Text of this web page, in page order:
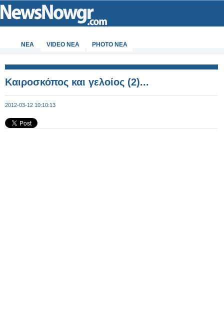
ΝΕΑ VIDEO NEA PHOTO NEA
Καιροσκόπος και γελοίος (2)...
2012-03-12 10:10:13